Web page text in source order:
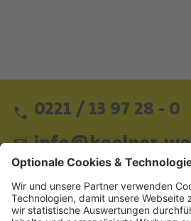
0221 / 13 97 28 - 0
info@koelner-
Schnellzugriff